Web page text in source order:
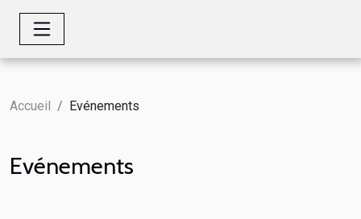
Accueil Evénements
Evénements